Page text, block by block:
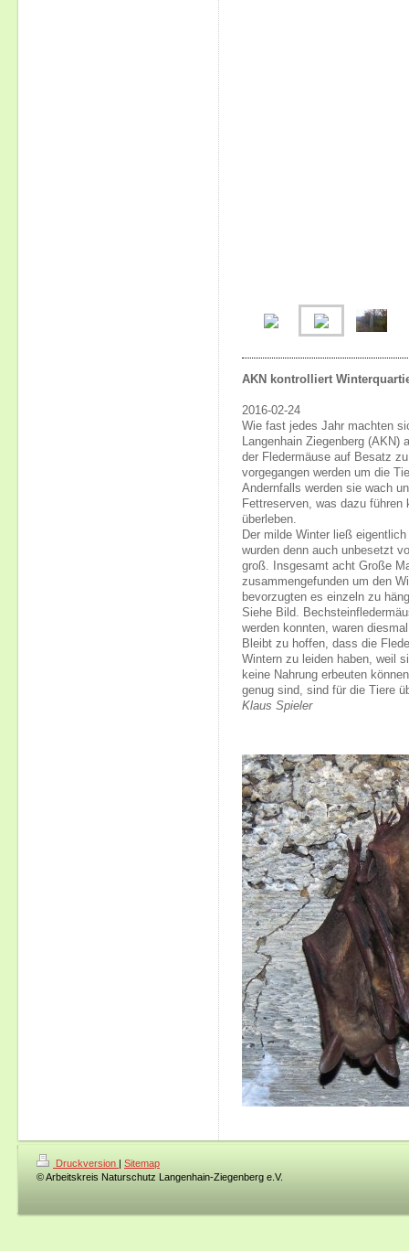
AKN kontrolliert
2016-02-24
Wie fast jedes Jahr machten
Langenhain Ziegenberg (AKN)
der Fledermäuse auf Besatz
vorgegangen werden um die
Andernfalls werden sie wach
Fettreserven, was dazu
überleben.
Der milde Winter ließ
wurden denn auch unbesetzt
groß. Insgesamt acht Große
zusammengefunden um den
bevorzugten es einzeln zu
Siehe Bild.
werden konnten, waren
Bleibt zu hoffen, dass die
Wintern zu leiden haben, weil
keine Nahrung erbeuten
genug sind, sind für die Tiere
Klaus Spieler
Druckversion | Sitemap
© Arbeitskreis Naturschutz Langenhain-Ziegenberg e.V.